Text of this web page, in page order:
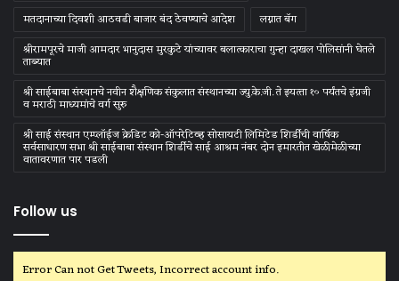
मतदानाच्या दिवशी आठवडी बाजार बंद ठेवण्याचे आदेश
लग्नात बॅग
श्रीरामपूरचे माजी आमदार भानुदास मुरकुटे यांच्यावर बलात्काराचा गुन्हा दाखल पोलिसांनी घेतले
ताब्यात
श्री साईबाबा संस्‍थानचे नवीन शैक्षणिक संकुलात संस्‍थानच्‍या ज्‍यु.के.जी. ते इयत्‍ता १० पर्यंतचे इंग्रजी
व मराठी माध्‍यमांचे वर्ग सुरु
श्री साई संस्थान एम्प्लॉईज क्रेडिट को-ऑपरेटिव्ह सोसायटी लिमिटेड शिर्डीची वार्षिक
सर्वसाधारण सभा श्री साईबाबा संस्थान शिर्डीचे साई आश्रम नंबर दोन इमारतीत खेळीमेळीच्या
वातावरणात पार पडली
Follow us
Error Can not Get Tweets, Incorrect account info.